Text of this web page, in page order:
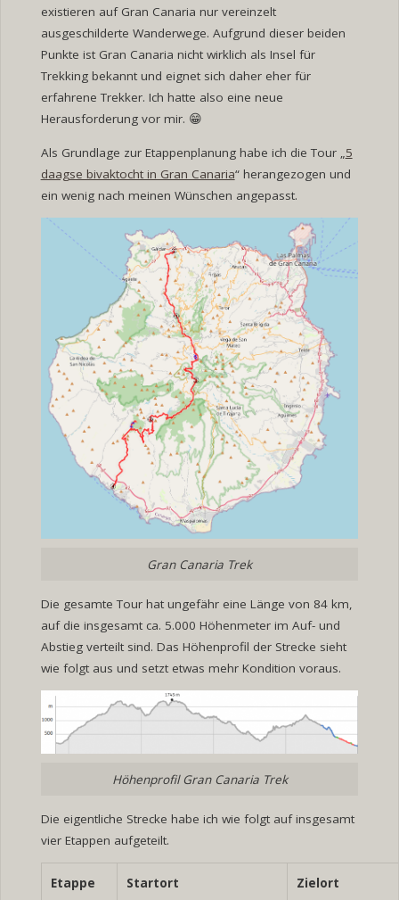
existieren auf Gran Canaria nur vereinzelt
ausgeschilderte Wanderwege. Aufgrund dieser beiden
Punkte ist Gran Canaria nicht wirklich als Insel für
Trekking bekannt und eignet sich daher eher für
erfahrene Trekker. Ich hatte also eine neue
Herausforderung vor mir. 😁
Als Grundlage zur Etappenplanung habe ich die Tour „5
daagse bivaktocht in Gran Canaria“ herangezogen und
ein wenig nach meinen Wünschen angepasst.
Gran Canaria Trek
Die gesamte Tour hat ungefähr eine Länge von 84 km,
auf die insgesamt ca. 5.000 Höhenmeter im Auf- und
Abstieg verteilt sind. Das Höhenprofil der Strecke sieht
wie folgt aus und setzt etwas mehr Kondition voraus.
Höhenprofil Gran Canaria Trek
Die eigentliche Strecke habe ich wie folgt auf insgesamt
vier Etappen aufgeteilt.
Etappe Startort Zielort